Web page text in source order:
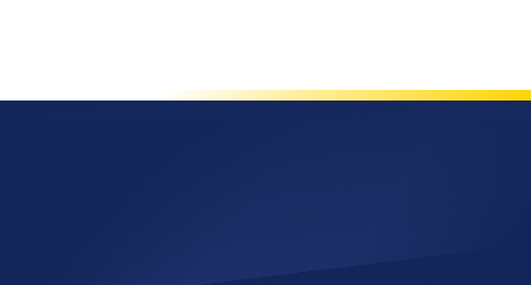
votre future voiture dans notre sélection de